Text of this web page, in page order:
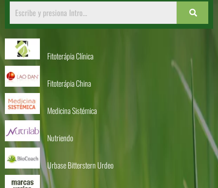
Fitoterápia Clínica
Fitoterápia China
Medicina Sistémica
Nutriendo
Urbase Bitterstern Urdeo